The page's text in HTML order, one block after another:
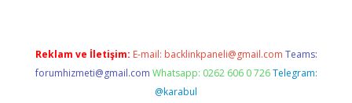
Reklam ve İletişim: E-mail: backlinkpaneli@gmail.com Teams:
forumhizmeti@gmail.com Whatsapp: 0262 606 0 726 Telegram:
@karabul